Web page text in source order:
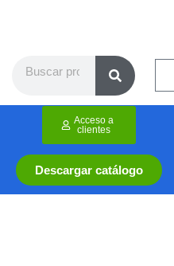
Descargar catálogo
Acceso a
clientes